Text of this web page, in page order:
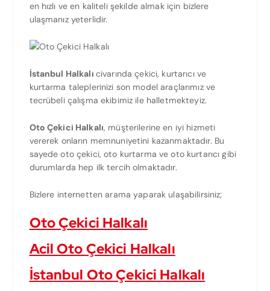
en hızlı ve en kaliteli şekilde almak için bizlere
ulaşmanız yeterlidir.
İstanbul Halkalı civarında çekici, kurtarıcı ve
kurtarma taleplerinizi son model araçlarımız ve
tecrübeli çalışma ekibimiz ile halletmekteyiz.
Oto Çekici Halkalı, müşterilerine en iyi hizmeti
vererek onların memnuniyetini kazanmaktadır. Bu
sayede oto çekici, oto kurtarma ve oto kurtarıcı gibi
durumlarda hep ilk tercih olmaktadır.
Bizlere internetten arama yaparak ulaşabilirsiniz;
Oto Çekici Halkalı
Acil Oto Çekici Halkalı
İstanbul Oto Çekici Halkalı